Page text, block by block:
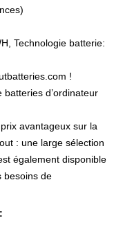
Technologie batterie:
!
d’ordinateur
avantageux sur la
: une large sélection
également disponible
besoins de